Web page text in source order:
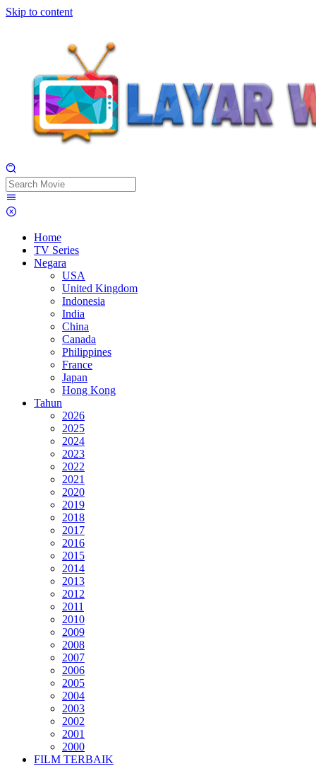
Skip to content
Home
TV Series
Negara
USA
United Kingdom
Indonesia
India
China
Canada
Philippines
France
Japan
Hong Kong
Tahun
2026
2025
2024
2023
2022
2021
2020
2019
2018
2017
2016
2015
2014
2013
2012
2011
2010
2009
2008
2007
2006
2005
2004
2003
2002
2001
2000
FILM TERBAIK